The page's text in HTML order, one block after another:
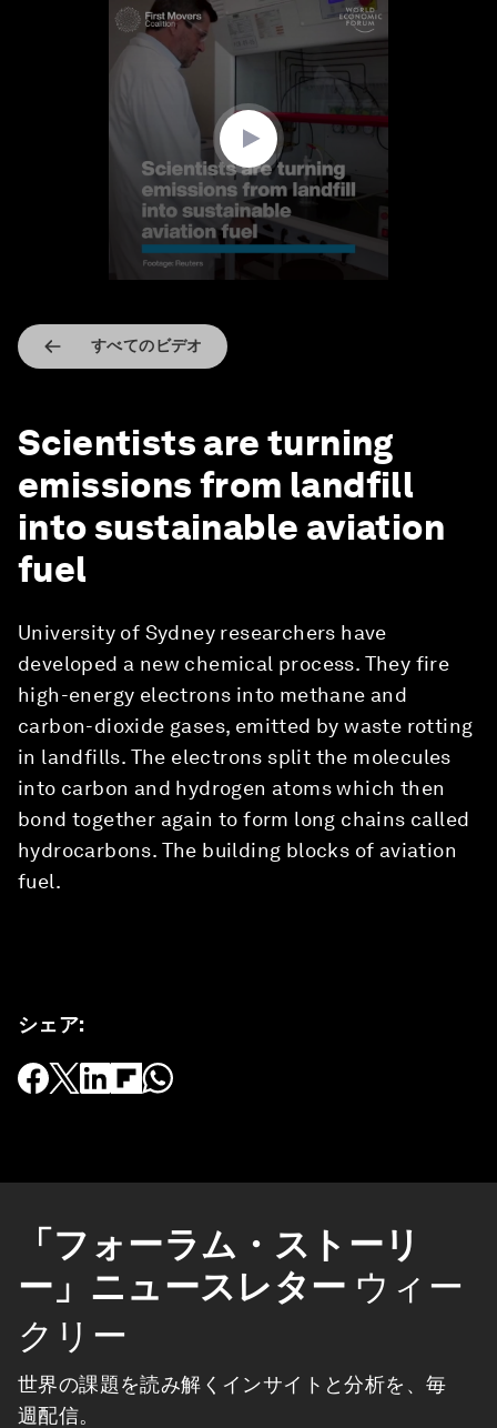
すべてのビデオ
Scientists are turning
emissions from landfill
into sustainable aviation
fuel
University of Sydney researchers have
developed a new chemical process. They fire
high-energy electrons into methane and
carbon-dioxide gases, emitted by waste rotting
in landfills. The electrons split the molecules
into carbon and hydrogen atoms which then
bond together again to form long chains called
hydrocarbons. The building blocks of aviation
fuel.
シェア:
「フォーラム・ストーリ
ー」ニュースレター ウィー
クリー
世界の課題を読み解くインサイトと分析を、毎
週配信。